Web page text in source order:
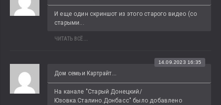
И еще один скриншот из этого старого видео (со
старыми...
ЧИТАТЬ ВСЁ...
Дом семьи Картрайт...
14.09.2023 16:35
На канале "Старый Донецкий/
Юзовка.Сталино.Донбасс" было добавлено